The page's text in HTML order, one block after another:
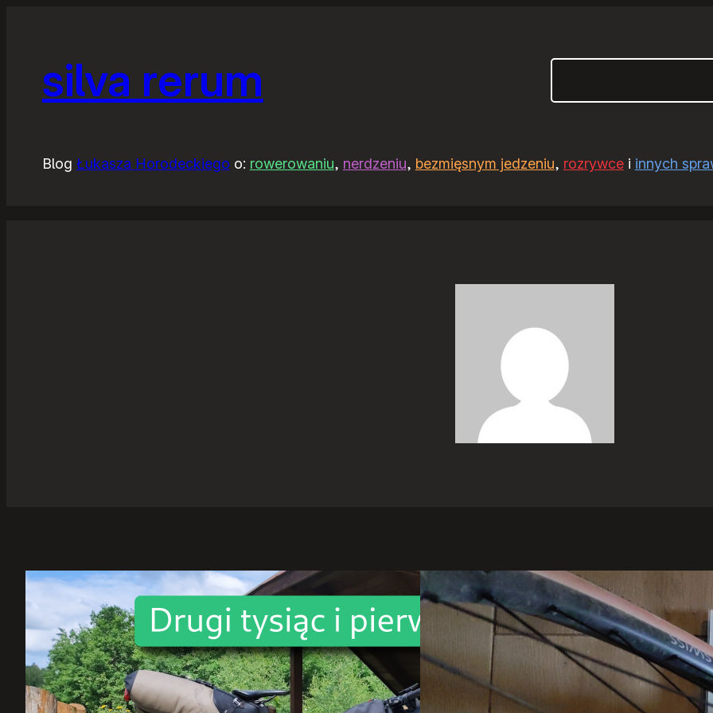
silva rerum
Blog Łukasza Horodeckiego o: rowerowaniu, nerdzeniu, bezmięsnym jedzeniu, rozrywcei innych